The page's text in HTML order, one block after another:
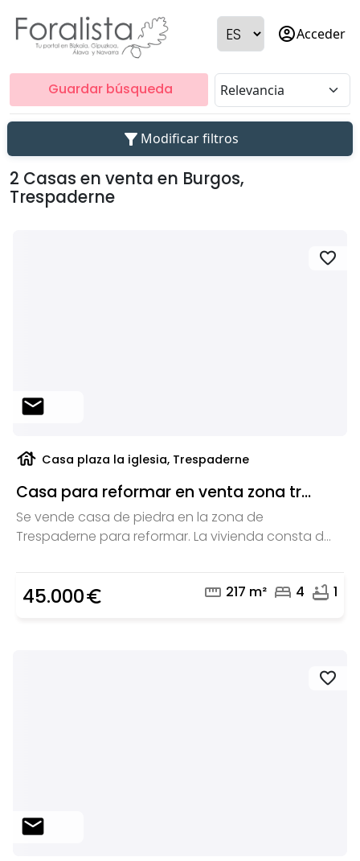
account_circleAcceder
Guardar búsqueda
filter_alt Modificar filtros
2 Casas en venta en Burgos,
Trespaderne
favorite
mail
house Casa plaza la iglesia, Trespaderne
Casa para reformar en venta zona tr...
Se vende casa de piedra en la zona de
Trespaderne para reformar. La vivienda consta d...
45.000euro_symbol straighten 217 m² bed 4 bathtub 1
favorite
mail